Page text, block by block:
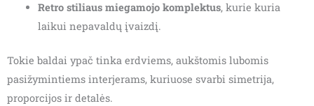
Retro stiliaus miegamojo komplektus, kurie kuria
laikui nepavaldų įvaizdį.
Tokie baldai ypač tinka erdviems, aukštomis lubomis
pasižymintiems interjerams, kuriuose svarbi simetrija,
proporcijos ir detalės.